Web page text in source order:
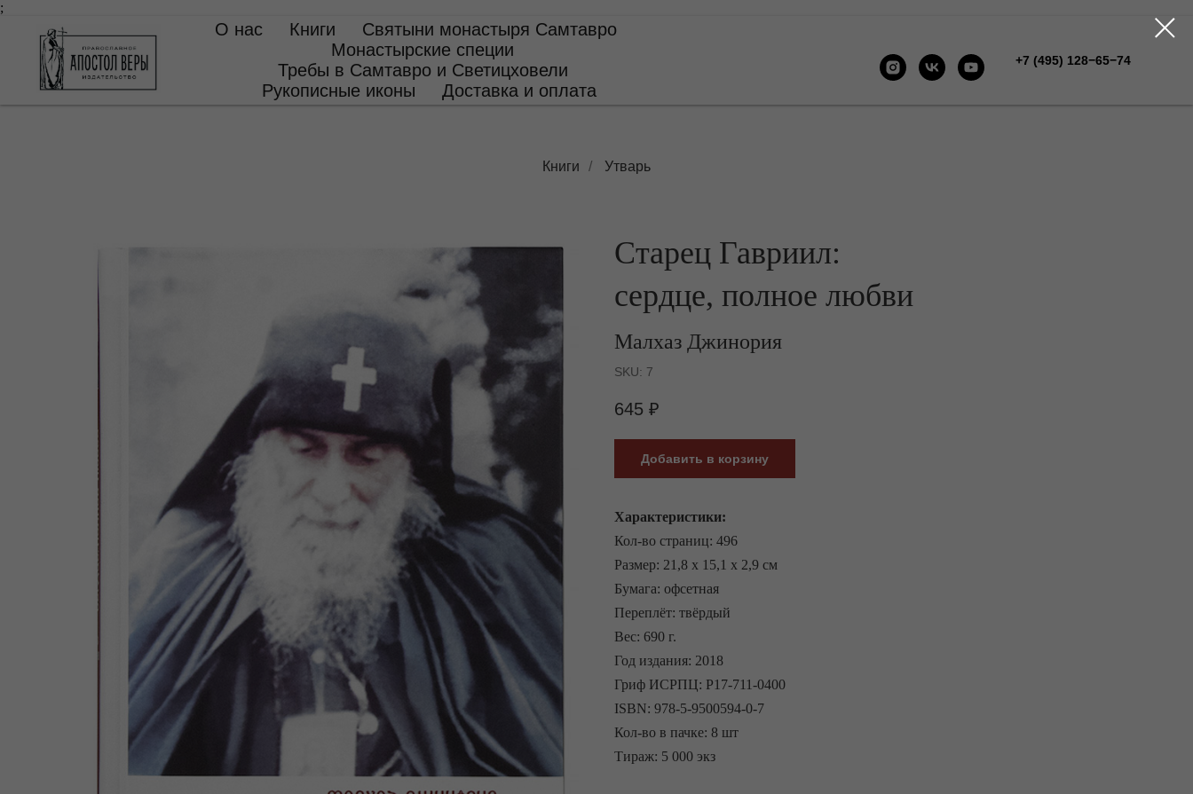
;
О нас Книги
Святыни монастыря Самтавро
Монастырские специи
Требы в Самтавро и Светицховели
Рукописные иконы
Доставка и оплата
+7 (495) 128−65−74
Книги / Утварь
Старец Гавриил:
сердце, полное любви
Малхаз Джинория
SKU: 7
645 ₽
Добавить в корзину
Характеристики:
Кол-во страниц: 496
Размер: 21,8 х 15,1 х 2,9 см
Бумага: офсетная
Переплёт: твёрдый
Вес: 690 г.
Год издания: 2018
Гриф ИСРПЦ: Р17-711-0400
ISBN: 978-5-9500594-0-7
Кол-во в пачке: 8 шт
Тираж: 5 000 экз